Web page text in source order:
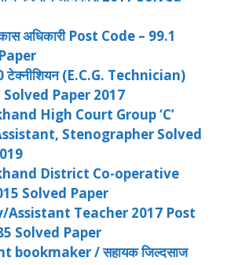
अधिकारी Post Code – 99.1
टेक्नीशियन (E.C.G. Technician)
Solved Paper 2017
High Court Group ‘C’
Stenographer Solved
District Co-operative
Solved Paper
Assistant Teacher 2017 Post
Solved Paper
bookmaker / सहायक जिल्दसाज